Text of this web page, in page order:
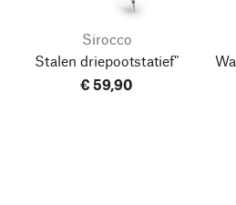
Sirocco
Stalen driepootstatief"
€ 59,90